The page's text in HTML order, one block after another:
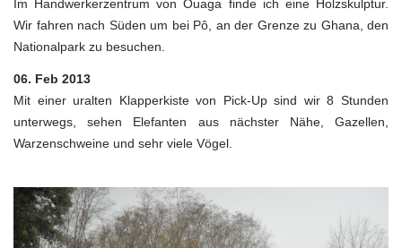
Im Handwerkerzentrum von Ouaga finde ich eine Holzskulptur.
Wir fahren nach Süden um bei Pô, an der Grenze zu Ghana, den
Nationalpark zu besuchen.
06. Feb 2013
Mit einer uralten Klapperkiste von Pick-Up sind wir 8 Stunden
unterwegs, sehen Elefanten aus nächster Nähe, Gazellen,
Warzenschweine und sehr viele Vögel.